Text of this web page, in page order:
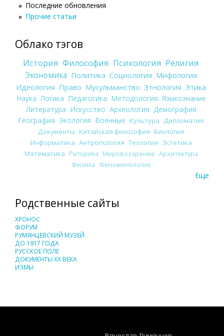
Последние обновления
Прочие статьи
Облако тэгов
История Философия Психология Религия
Экономика Политика Социология Мифология
Идеология Право Мусульманство Этнология Этика
Наука Логика Педагогика Методология Языкознание
Литература Искусство Археология Демография
География Экология Военные Культура Дипломатия
Документы Китайская философия Биология
Информатика Антропология Теология Эстетика
Математика Риторика Мировоззрение Архитектура
Физика Феноменология
Еще
Родственные сайты
ХРОНОС
ФОРУМ
РУМЯНЦЕВСКИЙ МУЗЕЙ
ДО 1917 ГОДА
РУССКОЕ ПОЛЕ
ДОКУМЕНТЫ XX ВЕКА
ИЗМЫ